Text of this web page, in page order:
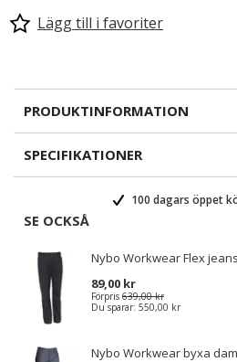
Lägg till i favoriter
PRODUKTINFORMATION
SPECIFIKATIONER
100 dagars öppet
SE OCKSÅ
Nybo Workwear Flex
89,00 kr
Förpris 639,00 kr
Du sparar: 550,00 kr
Nybo Workwear byxa